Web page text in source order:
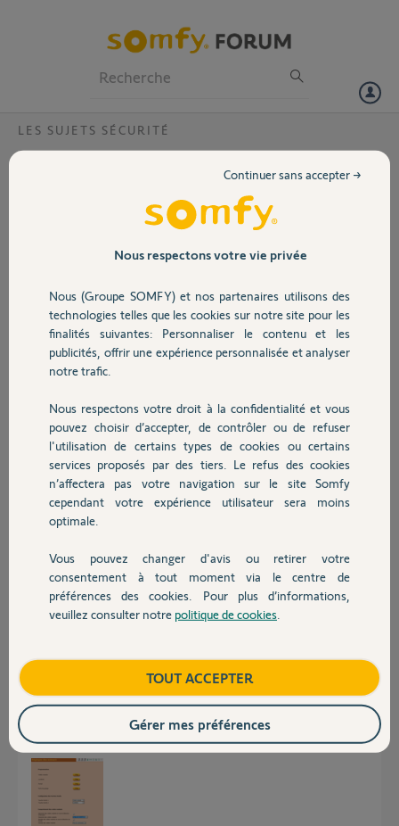
Volet
Sécurité
Domotique
Chauffage
Autres produits
Devis avec un pro
Contact
LES SUJETS SÉCURITÉ
Scénario avec alarme protexiom
je voudrais créer un scénario en fermant mes volets et en activant
mon alarme protexiom partiellement (que le rdc). hors quand je veux
programmer l'alarme je peux que activer totalement ou désactiver
totalement mon alarme. y a til une astuce pour réaliser mon
merci par avance
Frédéric N.
il y a presque 9 ans
Réponses
Bonjour
Une alarme n'est pas scénarisable, uniquement ON/OFF et Zones en
Vous pouvez créer des alertes SMS via des scénarios Smart.
Anonyme il y a presque 9 ans
Mémorisez dans l'alarme, uniquement les volets que vous souhaitez,
ensuite allez dans le réglage des scénarii , "comportement des volets
roulants" et activez "sur on total ou partiel".
Nous respectons votre vie privée
Nous (Groupe SOMFY) et nos partenaires utilisons des
technologies telles que les cookies sur notre site pour les
finalités suivantes: Personnaliser le contenu et les
publicités, offrir une expérience personnalisée et analyser
notre trafic.
Nous respectons votre droit à la confidentialité et vous
pouvez choisir d’accepter, de contrôler ou de refuser
l'utilisation de certains types de cookies ou certains
services proposés par des tiers. Le refus des cookies
n’affectera pas votre navigation sur le site Somfy
cependant votre expérience utilisateur sera moins
optimale.
Vous pouvez changer d'avis ou retirer votre
consentement à tout moment via le centre de
préférences des cookies. Pour plus d’informations,
veuillez consulter notre politique de cookies
Continuer sans accepter →
TOUT ACCEPTER
Gérer mes préférences